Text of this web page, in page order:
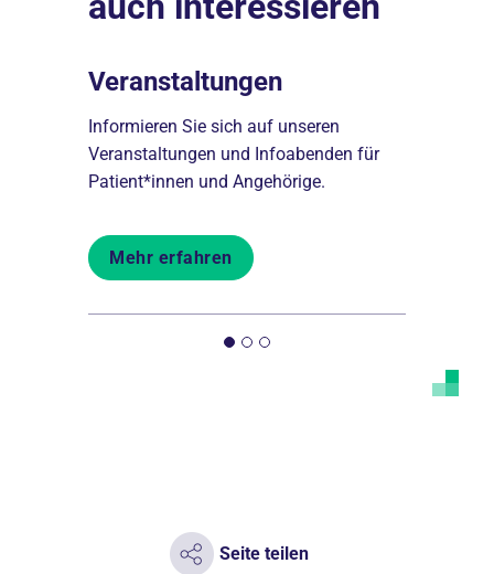
Veranstaltungen
Informieren Sie sich auf unseren
Veranstaltungen und Infoabenden für
Patient*innen und Angehörige.
Mehr erfahren
Seite teilen